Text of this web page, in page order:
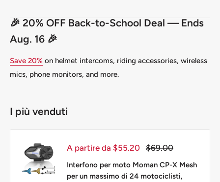
🎉 20% OFF Back-to-School Deal — Ends
Aug. 16 🎉
Save 20% on helmet intercoms, riding accessories, wireless
mics, phone monitors, and more.
I più venduti
Prezzo
scontato
A partire da $55.20 Prezzo
$69.00
Interfono per moto Moman CP-X Mesh
per un massimo di 24 motociclisti,